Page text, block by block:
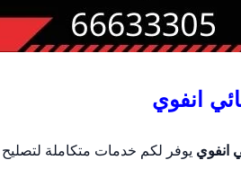
انفوي
انفوي يوفر لكم خدمات متكاملة لتصليح